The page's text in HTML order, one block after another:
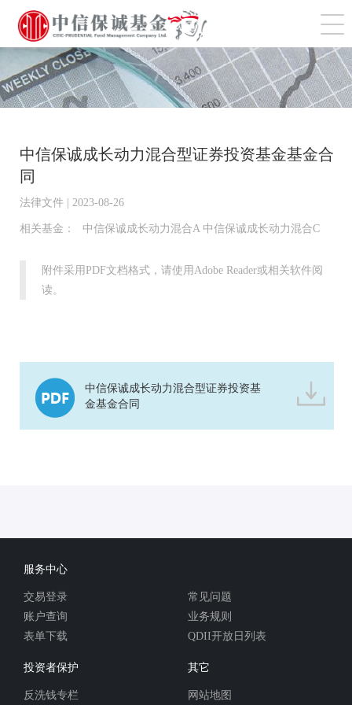
切
中信保诚成长动力混合型证券投资基金基金合
同
法律文件 | 2023-08-26
相关基金： 中信保诚成长动力混合A 中信保诚成长动力混合C
附件采用PDF文档格式，请使用Adobe Reader或相关软件阅
读。
中信保诚成长动力混合型证券投资基
金基金合同
服务中心
交易登录
账户查询
表单下载
常见问题
业务规则
QDII开放日列表
投资者保护
反洗钱专栏
其它
网站地图